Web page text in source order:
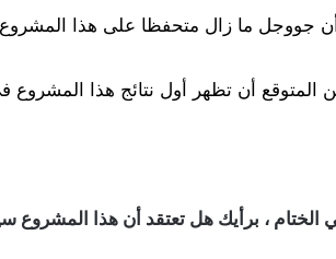
أن جووجل ما زال متحفظا على هذا
أن تظهر أول نتائج هذا المشروع في أوائل سنة 2015 ، و من المتوقع
الختام ، برأيك هل تعتقد أن هذا المشروع